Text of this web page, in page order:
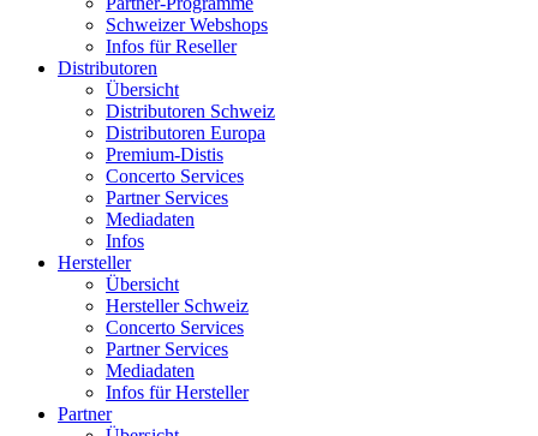
Schweizer Webshops
Infos für Reseller
Distributoren
Übersicht
Distributoren Schweiz
Distributoren Europa
Premium-Distis
Concerto Services
Partner Services
Mediadaten
Infos
Hersteller
Übersicht
Hersteller Schweiz
Concerto Services
Partner Services
Mediadaten
Infos für Hersteller
Partner